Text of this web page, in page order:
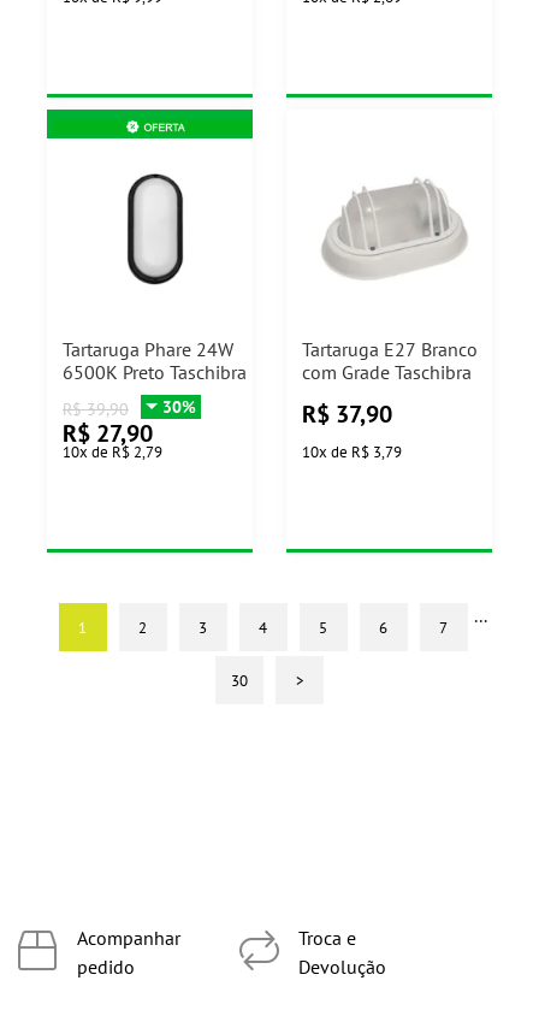
Tartaruga Phare 24W
6500K Preto Taschibra
R$ 39,90 30%
R$ 27,90
10x de R$ 2,79
Tartaruga E27 Branco
com Grade Taschibra
R$ 37,90
10x de R$ 3,79
1 2 3 4 5 6 7 ...
30 >
Acompanhar
pedido
Troca e
Devolução